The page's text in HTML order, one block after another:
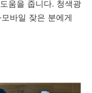
움을 줍니다. 청색광
바일 잦은 분에게